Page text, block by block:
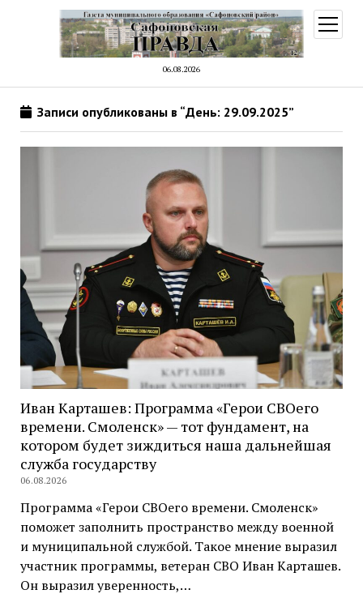
06.08.2026
меню
Записи опубликованы в “День: 29.09.2025”
Иван Карташев: Программа «Герои СВОего
времени. Смоленск» — тот фундамент, на
котором будет зиждиться наша дальнейшая
служба государству
06.08.2026
Программа «Герои СВОего времени. Смоленск»
поможет заполнить пространство между военной
и муниципальной службой. Такое мнение выразил
участник программы, ветеран СВО Иван Карташев.
Он выразил уверенность,…